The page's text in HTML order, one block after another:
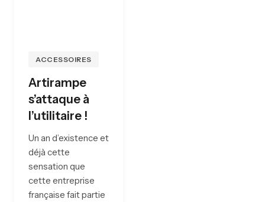
ACCESSOIRES
Artirampe
s’attaque à
l’utilitaire !
Un an d’existence et
déjà cette
sensation que
cette entreprise
française fait partie